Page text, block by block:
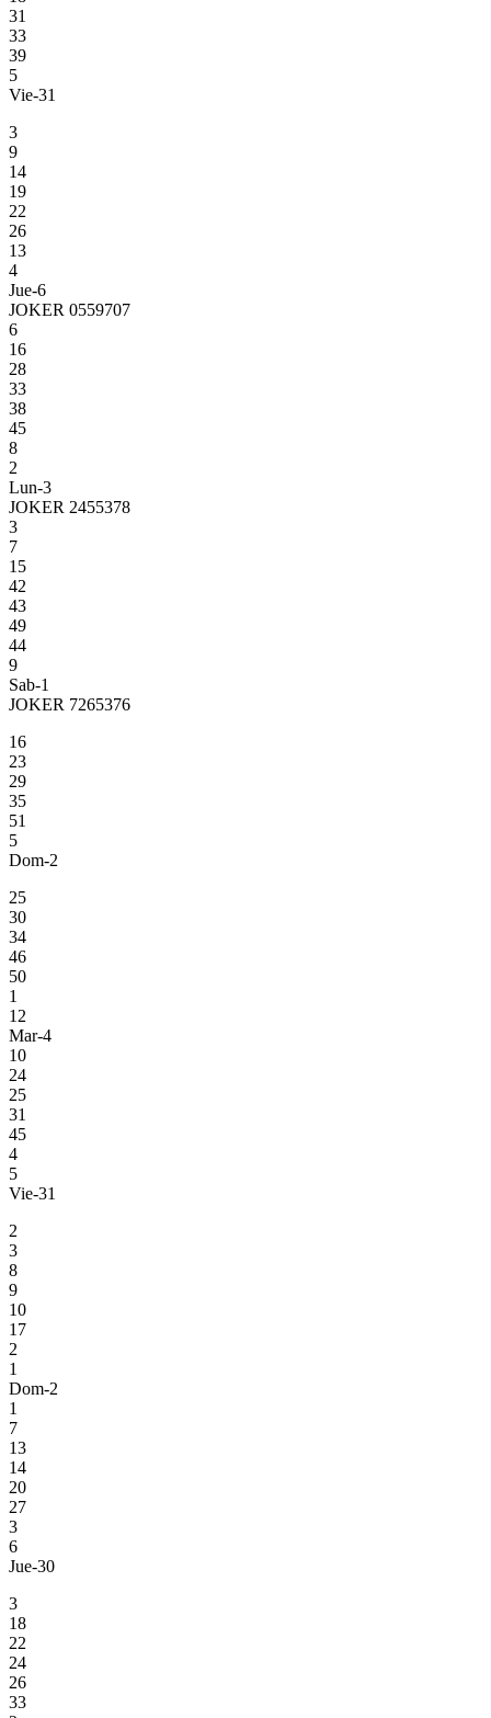
31
33
39
5
Vie-31
3
9
14
19
22
26
13
4
Jue-6
JOKER 0559707
6
16
28
33
38
45
8
2
Lun-3
JOKER 2455378
3
7
15
42
43
49
44
9
Sab-1
JOKER 7265376
16
23
29
35
51
5
Dom-2
25
30
34
46
50
1
12
Mar-4
10
24
25
31
45
4
5
Vie-31
2
3
8
9
10
17
2
1
Dom-2
1
7
13
14
20
27
3
6
Jue-30
3
18
22
24
26
33